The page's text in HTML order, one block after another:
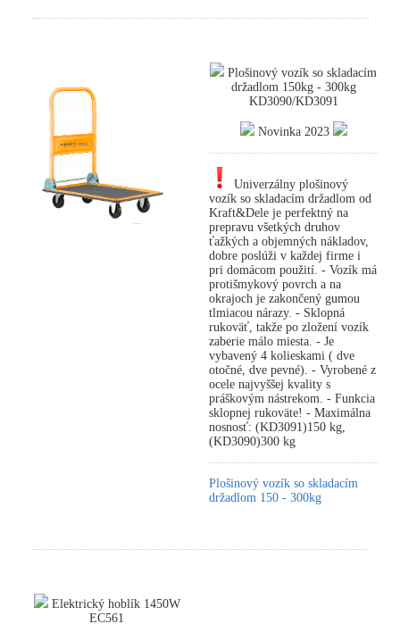
Plošinový vozík so skladacím
držadlom 150kg - 300kg
KD3090/KD3091
Novinka 2023
Univerzálny plošinový
vozík so skladacím držadlom od
Kraft&Dele je perfektný na
prepravu všetkých druhov
ťažkých a objemných nákladov,
dobre poslúži v každej firme i
pri domácom použití. - Vozík má
protišmykový povrch a na
okrajoch je zakončený gumou
tlmiacou nárazy. - Sklopná
rukoväť, takže po zložení vozík
zaberie málo miesta. - Je
vybavený 4 kolieskami ( dve
otočné, dve pevné). - Vyrobené z
ocele najvyššej kvality s
práškovým nástrekom. - Funkcia
sklopnej rukoväte! - Maximálna
nosnosť: (KD3091)150 kg,
(KD3090)300 kg
Plošinový vozík so skladacím
držadlom 150 - 300kg
Elektrický hoblík 1450W
EC561